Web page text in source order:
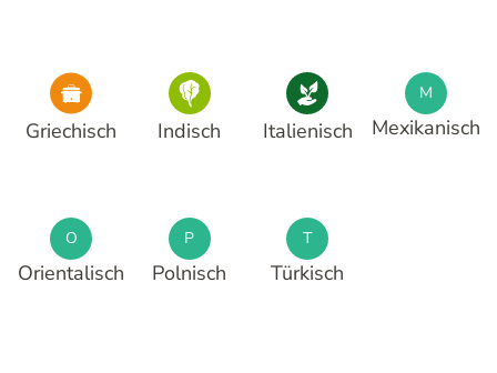
Griechisch Indisch Italienisch
M
Mexikanisch
O
Orientalisch
P
Polnisch
T
Türkisch